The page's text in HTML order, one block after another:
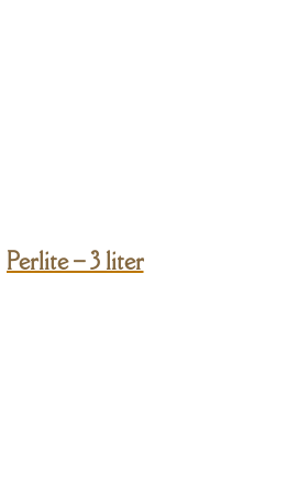
Perlite – 3 liter